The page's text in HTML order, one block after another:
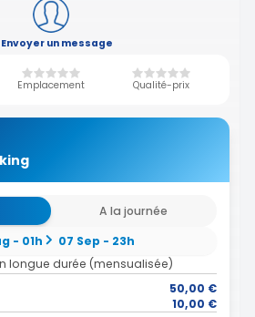
Envoyer un message
Emplacement Qualité-prix
A la journée
- 01h
07 Sep - 23h
longue durée (mensualisée)
50,00 €
10,00 €